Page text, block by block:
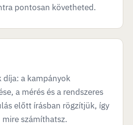
pontosan követheted.
díja: a kampányok
a mérés és a rendszeres
előtt írásban rögzítjük, így
számíthatsz.